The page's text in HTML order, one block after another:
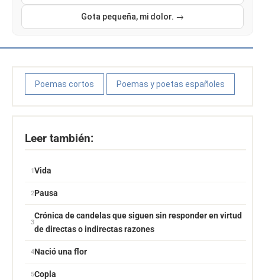
Gota pequeña, mi dolor. →
Poemas cortos Poemas y poetas españoles
Leer también:
Vida
Pausa
Crónica de candelas que siguen sin responder en virtud
de directas o indirectas razones
Nació una flor
Copla